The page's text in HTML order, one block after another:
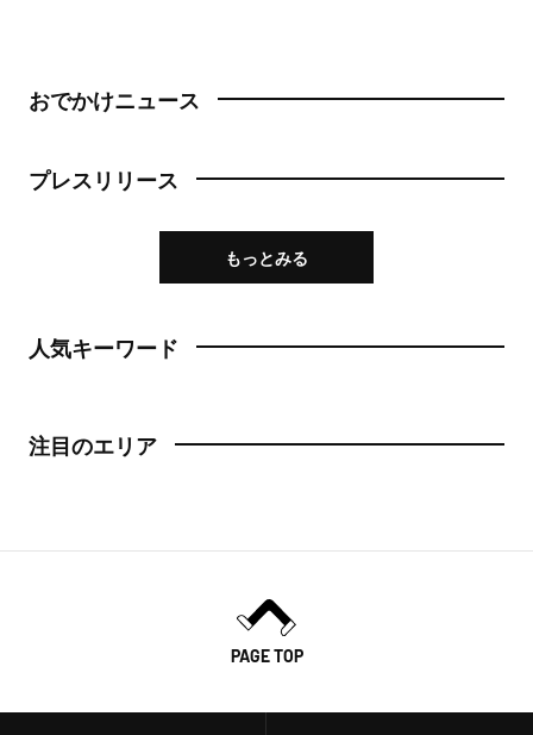
おでかけニュース
プレスリリース
もっとみる
人気キーワード
注目のエリア
PAGE TOP